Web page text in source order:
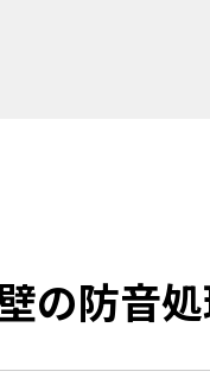
の防音処